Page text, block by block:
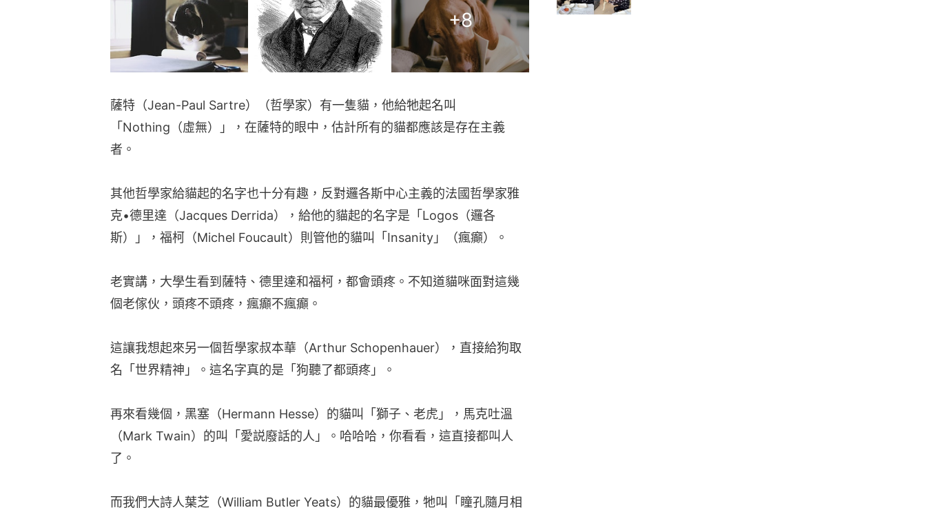
+8
薩特（Jean-Paul Sartre）（哲學家）有一隻貓，他給牠起名叫
「Nothing（虛無）」，在薩特的眼中，估計所有的貓都應該是存在主義
者。
其他哲學家給貓起的名字也十分有趣，反對邏各斯中心主義的法國哲學家雅
克•德里達（Jacques Derrida），給他的貓起的名字是「Logos（邏各
斯）」，福柯（Michel Foucault）則管他的貓叫「Insanity」（瘋癲）。
老實講，大學生看到薩特、德里達和福柯，都會頭疼。不知道貓咪面對這幾
個老傢伙，頭疼不頭疼，瘋癲不瘋癲。
這讓我想起來另一個哲學家叔本華（Arthur Schopenhauer），直接給狗取
名「世界精神」。這名字真的是「狗聽了都頭疼」。
再來看幾個，黑塞（Hermann Hesse）的貓叫「獅子、老虎」，馬克吐溫
（Mark Twain）的叫「愛説廢話的人」。哈哈哈，你看看，這直接都叫人
了。
而我們大詩人葉芝（William Butler Yeats）的貓最優雅，牠叫「瞳孔隨月相